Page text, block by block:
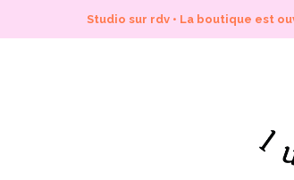
Studio sur rdv • La boutique est